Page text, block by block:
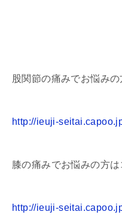
股関節の痛みでお悩みの
http://ieuji-
膝の痛みでお悩みの方は
http://ieuji-